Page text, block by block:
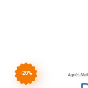
-20%